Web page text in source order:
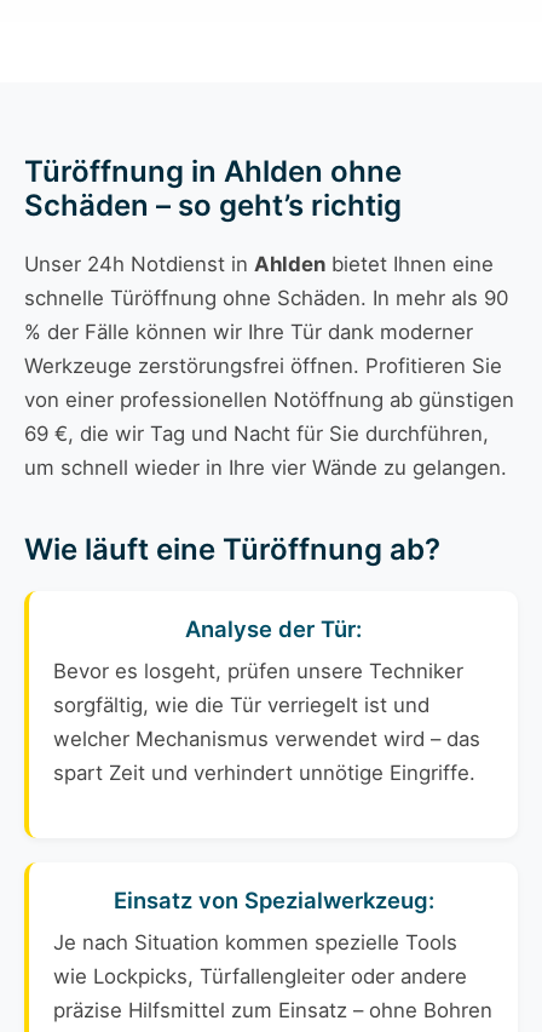
Türöffnung in Ahlden ohne
Schäden – so geht’s richtig
Unser 24h Notdienst in Ahlden bietet Ihnen eine
schnelle Türöffnung ohne Schäden. In mehr als 90
% der Fälle können wir Ihre Tür dank moderner
Werkzeuge zerstörungsfrei öffnen. Profitieren Sie
von einer professionellen Notöffnung ab günstigen
69 €, die wir Tag und Nacht für Sie durchführen,
um schnell wieder in Ihre vier Wände zu gelangen.
Wie läuft eine Türöffnung ab?
Analyse der Tür:
Bevor es losgeht, prüfen unsere Techniker
sorgfältig, wie die Tür verriegelt ist und
welcher Mechanismus verwendet wird – das
spart Zeit und verhindert unnötige Eingriffe.
Einsatz von Spezialwerkzeug:
Je nach Situation kommen spezielle Tools
wie Lockpicks, Türfallengleiter oder andere
präzise Hilfsmittel zum Einsatz – ohne Bohren